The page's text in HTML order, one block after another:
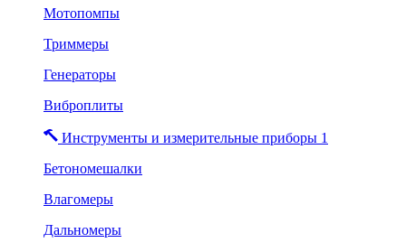
Мотопомпы
Триммеры
Генераторы
Виброплиты
Инструменты и измерительные приборы 1
Бетономешалки
Влагомеры
Дальномеры